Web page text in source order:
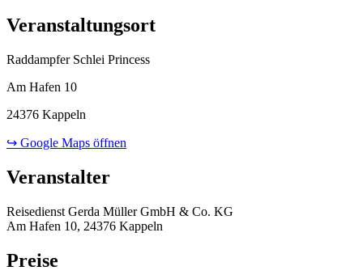
Veranstaltungsort
Raddampfer Schlei Princess
Am Hafen 10
24376 Kappeln
↪ Google Maps öffnen
Veranstalter
Reisedienst Gerda Müller GmbH & Co. KG
Am Hafen 10, 24376 Kappeln
Preise